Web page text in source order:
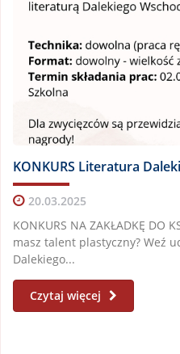
KONKURS Literatura
20.03.2025
KONKURS NA ZAKŁADKĘ DO
masz talent plastyczny? Weź
Dalekiego...
Czytaj więcej